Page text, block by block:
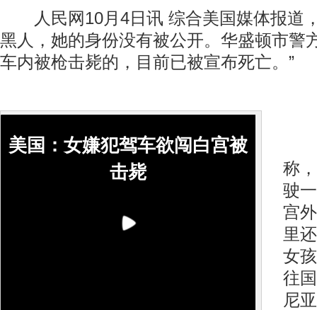
人民网10月4日讯 综合美国媒体报道
黑人，她的身份没有被公开。华盛顿市警
车内被枪击毙的，目前已被宣布死亡。”
美国：女嫌犯驾车欲闯白宫被
击毙
称
驶
宫
里
女
往
尼